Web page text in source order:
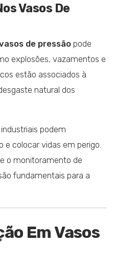
Vasos De
de pressão pode
explosões, vazamentos e
estão associados à
natural dos
podem
e colocar vidas em perigo.
e o monitoramento de
fundamentais para a
Em Vasos